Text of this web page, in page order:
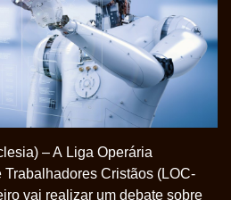
– A Liga Operária
Cristãos (LOC-
vai realizar um debate sobre